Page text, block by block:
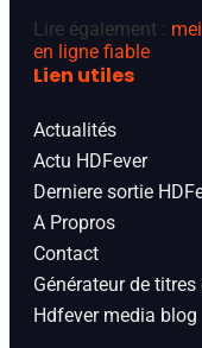
Lire également :
en ligne fiable
Lien utiles
Actualités
Actu HDFever
Derniere sortie
A Propros
Contact
Générateur de
Hdfever media blog